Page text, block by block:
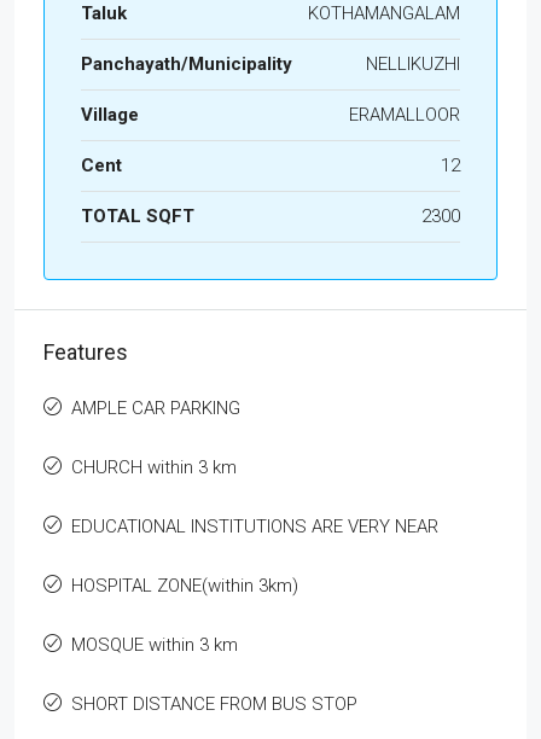
Taluk KOTHAMANGALAM
Panchayath/Municipality NELLIKUZHI
Village ERAMALLOOR
Cent 12
TOTAL SQFT 2300
Features
AMPLE CAR PARKING
CHURCH within 3 km
EDUCATIONAL INSTITUTIONS ARE VERY NEAR
HOSPITAL ZONE(within 3km)
MOSQUE within 3 km
SHORT DISTANCE FROM BUS STOP